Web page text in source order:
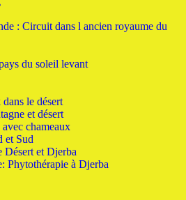
: Circuit dans l ancien royaume du
du soleil levant
le désert
et désert
chameaux
et Sud
Désert et Djerba
Phytothérapie à Djerba